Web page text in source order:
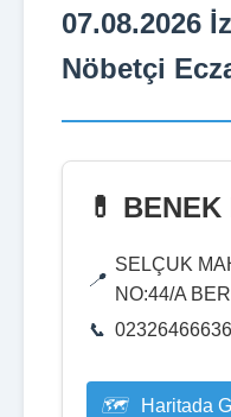
07.08.2026
Nöbetçi
💊
SELÇUK
NO:44/A
02326466636
Haritada